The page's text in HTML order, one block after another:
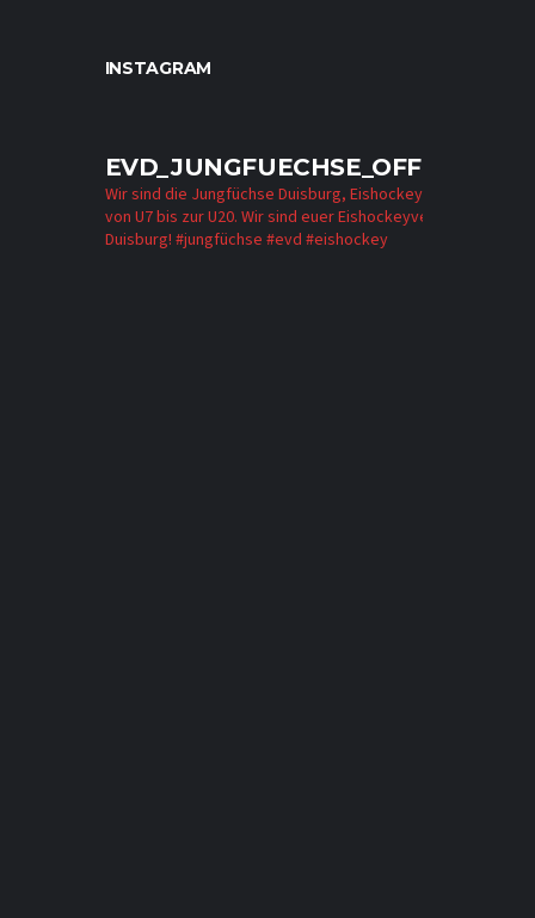
INSTAGRAM
EVD_JUNGFUECHSE_OFFICIAL
Wir sind die Jungfüchse Duisburg, Eishockey für alle
von U7 bis zur U20. Wir sind euer Eishockeyverein in
Duisburg! #jungfüchse #evd #eishockey